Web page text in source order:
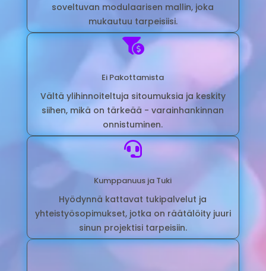
soveltuvan modulaarisen mallin, joka
mukautuu tarpeisiisi.

Ei Pakottamista
Vältä ylihinnoiteltuja sitoumuksia ja keskity
siihen, mikä on tärkeää - varainhankinnan
onnistuminen.

Kumppanuus ja Tuki
Hyödynnä kattavat tukipalvelut ja
yhteistyösopimukset, jotka on räätälöity juuri
sinun projektisi tarpeisiin.